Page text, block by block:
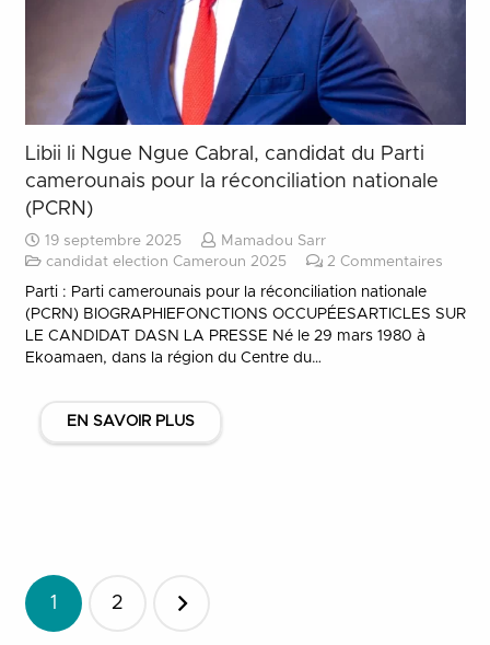
Libii li Ngue Ngue Cabral, candidat du Parti
camerounais pour la réconciliation nationale
(PCRN)
19 septembre 2025
Mamadou Sarr
candidat election Cameroun 2025
2 Commentaires
Parti : Parti camerounais pour la réconciliation nationale
(PCRN) BIOGRAPHIEFONCTIONS OCCUPÉESARTICLES SUR
LE CANDIDAT DASN LA PRESSE Né le 29 mars 1980 à
Ekoamaen, dans la région du Centre du…
EN SAVOIR PLUS
Pagination
des
1 2